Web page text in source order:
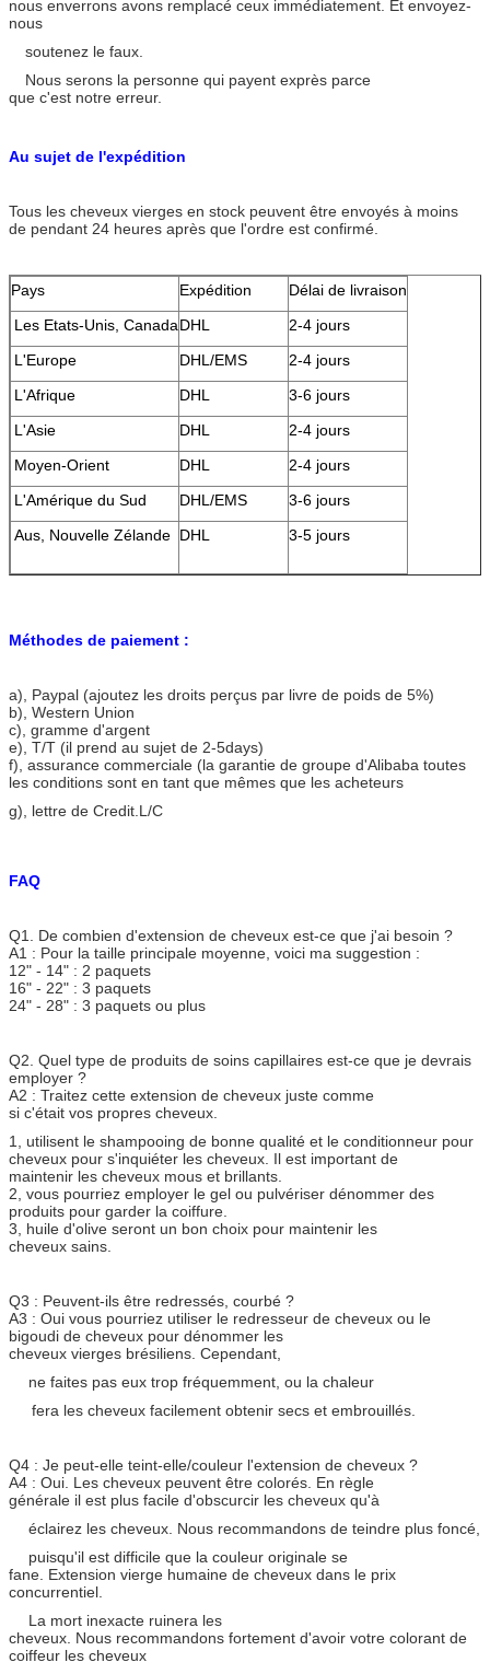
nous enverrons avons remplacé ceux immédiatement. Et envoyez-
nous
soutenez le faux.
Nous serons la personne qui payent exprès parce
que c'est notre erreur.
Au sujet de l'expédition
Tous les cheveux vierges en stock peuvent être envoyés à moins
de pendant 24 heures après que l'ordre est confirmé.
Pays Expédition
Délai de livraison
Les Etats-Unis, CanadaDHL
2-4 jours
L'Europe
DHL/EMS
2-4 jours
L'Afrique
DHL
3-6 jours
L'Asie
DHL
2-4 jours
Moyen-Orient
DHL
2-4 jours
L'Amérique du Sud
DHL/EMS
3-6 jours
Aus, Nouvelle Zélande DHL 3-5 jours
Méthodes de paiement :
a), Paypal (ajoutez les droits perçus par livre de poids de 5%)
b), Western Union
c), gramme d'argent
e), T/T (il prend au sujet de 2-5days)
f), assurance commerciale (la garantie de groupe d'Alibaba toutes
les conditions sont en tant que mêmes que les acheteurs
g), lettre de Credit.L/C
FAQ
Q1. De combien d'extension de cheveux est-ce que j'ai besoin ?
A1 : Pour la taille principale moyenne, voici ma suggestion :
12" - 14" : 2 paquets
16" - 22" : 3 paquets
24" - 28" : 3 paquets ou plus
Q2. Quel type de produits de soins capillaires est-ce que je devrais
employer ?
A2 : Traitez cette extension de cheveux juste comme
si c'était vos propres cheveux.
1, utilisent le shampooing de bonne qualité et le conditionneur pour
cheveux pour s'inquiéter les cheveux. Il est important de
maintenir les cheveux mous et brillants.
2, vous pourriez employer le gel ou pulvériser dénommer des
produits pour garder la coiffure.
3, huile d'olive seront un bon choix pour maintenir les
cheveux sains.
Q3 : Peuvent-ils être redressés, courbé ?
A3 : Oui vous pourriez utiliser le redresseur de cheveux ou le
bigoudi de cheveux pour dénommer les
cheveux vierges brésiliens. Cependant,
ne faites pas eux trop fréquemment, ou la chaleur
fera les cheveux facilement obtenir secs et embrouillés.
Q4 : Je peut-elle teint-elle/couleur l'extension de cheveux ?
A4 : Oui. Les cheveux peuvent être colorés. En règle
générale il est plus facile d'obscurcir les cheveux qu'à
éclairez les cheveux. Nous recommandons de teindre plus foncé,
puisqu'il est difficile que la couleur originale se
fane. Extension vierge humaine de cheveux dans le prix
concurrentiel.
La mort inexacte ruinera les
cheveux. Nous recommandons fortement d'avoir votre colorant de
coiffeur les cheveux